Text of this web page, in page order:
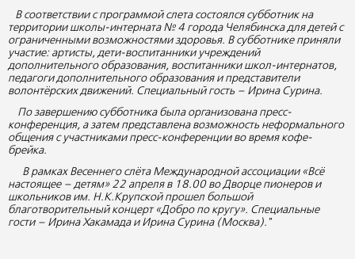
В соответствии с программой слета состоялся субботник на
территории школы-интерната № 4 города Челябинска для детей с
ограниченными возможностями здоровья. В субботнике приняли
участие: артисты, дети-воспитанники учреждений
дополнительного образования, воспитанники школ-интернатов,
педагоги дополнительного образования и представители
волонтёрских движений. Специальный гость – Ирина Сурина.
По завершению субботника была организована пресс-
конференция, а затем представлена возможность неформального
общения с участниками пресс-конференции во время кофе-
брейка.
В рамках Весеннего слёта Международной ассоциации «Всё
настоящее – детям» 22 апреля в 18.00 во Дворце пионеров и
школьников им. Н.К.Крупской прошел большой
благотворительный концерт «Добро по кругу». Специальные
гости – Ирина Хакамада и Ирина Сурина (Москва)."